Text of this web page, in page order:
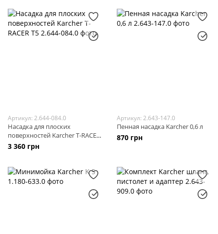
Артикул: 2.644-084.0
Насадка для плоских
поверхностей Karcher T-RACER
T5
3 360 грн
Артикул: 2.643-147.0
Пенная насадка Karcher 0,6 л
870 грн